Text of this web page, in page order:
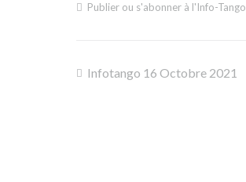
Publier ou s'abonner à l'Info-Tango
Navigation
Infotango 16 Octobre 2021